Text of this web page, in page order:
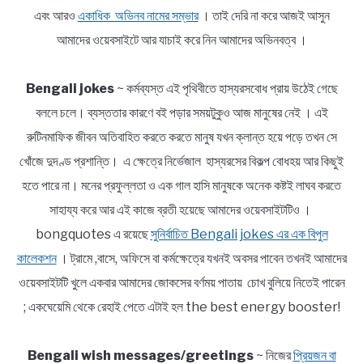
এবং আরও একাধিক অভিনব নামের সম্ভার। তাই দেরি না করে আজই আসুন
আমাদের ওয়েবসাইটে আর যাচাই করে নিন আমাদের অভিনবত্ব ।
Bengali jokes~ কর্মব্যস্ত এই পৃথিবীতে হাস্যরসবোধ প্রায় উঠেই গেছে
বললে চলে। ব্যস্ততার কারণে বই পড়ার সময়টুকুও আজ মানুষের নেই । এই
রুটিনমাফিক জীবন অতিবাহিত করতে করতে মানুষ যখন ক্লান্ত হয়ে পড়ে তখন সে
খোঁজে দুদণ্ড প্রশান্তি। এ ক্ষেত্রে নির্ভেজাল হাস্যরসের বিকল্প বোধহয় আর কিছুই
হতে পারে না। মনের প্রফুল্লতা ও এক গাল হাসি মানুষকে অনেক কষ্টই লাঘব করতে
সাহায্য করে আর এই কাজে ব্রতী হয়েছে আমাদের ওয়েবসাইটটিও ।
bongquotes এ রয়েছেসুনির্বাচিত Bengali jokes এর এক বিপুল
কালেকশন। ট্রামে ,বাসে, অফিসে বা কর্মক্ষেত্রে যখনই অবসর পাবেন তখনই আমাদের
ওয়েবসাইটটি খুলে একবার আমাদের জোকসের বর্ণময় পাতায় চোখ বুলিয়ে নিতেই পারেন
; একঘেয়েমি থেকে রেহাই পেতে এটাই হল the best energy booster!
Bengali wish messages/greetings~ নিজেরপ্রিয়জন বা